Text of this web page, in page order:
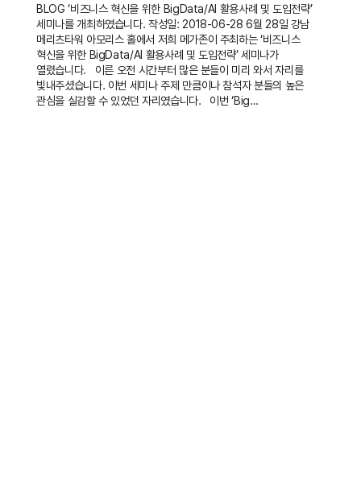
BLOG ‘비즈니스 혁신을 위한 BigData/AI 활용사례 및 도입전략’
세미나를 개최하였습니다. 작성일: 2018-06-28 6월 28일 강남
메리츠타워 아모리스 홀에서 저희 메가존이 주최하는 ‘비즈니스
혁신을 위한 BigData/AI 활용사례 및 도입전략’ 세미나가
열렸습니다. 이른 오전 시간부터 많은 분들이 미리 와서 자리를
빛내주셨습니다. 이번 세미나 주제 만큼이나 참석자 분들의 높은
관심을 실감할 수 있었던 자리였습니다. 이번 ‘Big…